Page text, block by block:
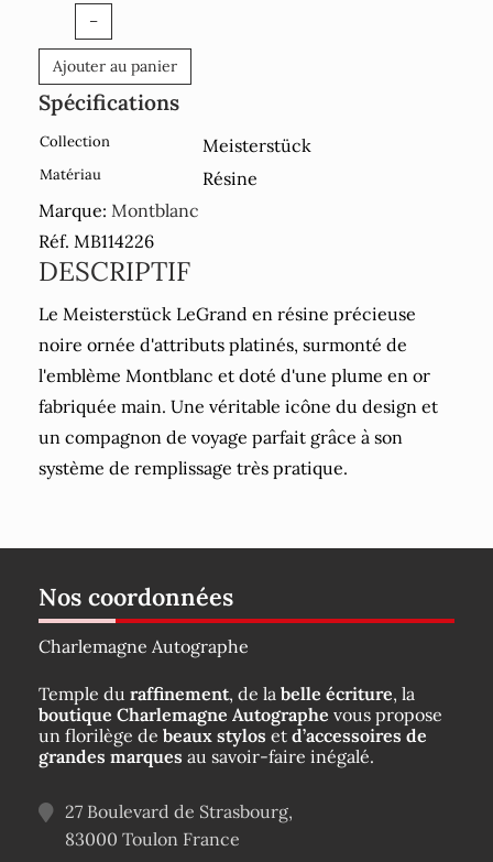
–
Ajouter au panier
Spécifications
Collection Meisterstück
Matériau
Résine
Marque: Montblanc
Réf. MB114226
DESCRIPTIF
Le Meisterstück LeGrand en résine précieuse
noire ornée d'attributs platinés, surmonté de
l'emblème Montblanc et doté d'une plume en or
fabriquée main. Une véritable icône du design et
un compagnon de voyage parfait grâce à son
système de remplissage très pratique.
Nos coordonnées
Charlemagne Autographe
Temple du raffinement, de la belle écriture, la
boutique Charlemagne Autographe vous propose
un florilège de beaux stylos et d’accessoires de
grandes marques au savoir-faire inégalé.
27 Boulevard de Strasbourg,
83000 Toulon France